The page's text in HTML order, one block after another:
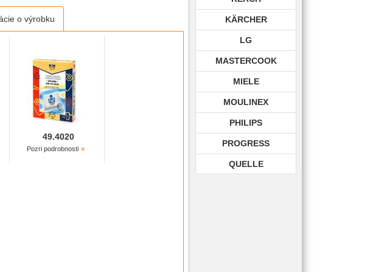
o výrobku
49.4020
Pozri podrobnosti
KÄRCHER
LG
MASTERCOOK
MIELE
MOULINEX
PHILIPS
PROGRESS
QUELLE